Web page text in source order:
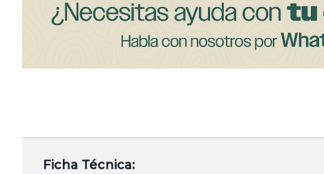
Ficha Técnica: